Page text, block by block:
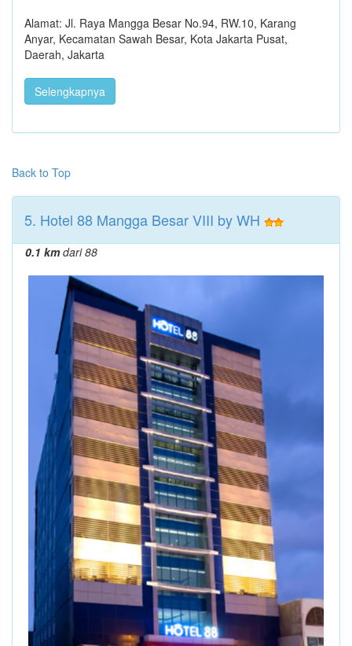
Alamat: Jl. Raya Mangga Besar No.94, RW.10, Karang
Anyar, Kecamatan Sawah Besar, Kota Jakarta Pusat,
Daerah, Jakarta
Selengkapnya
Back to Top
5. Hotel 88 Mangga Besar VIII by WH
0.1 kmdari 88